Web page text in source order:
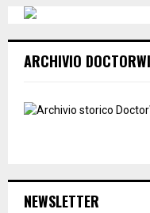
ARCHIVIO
NEWSLETTER